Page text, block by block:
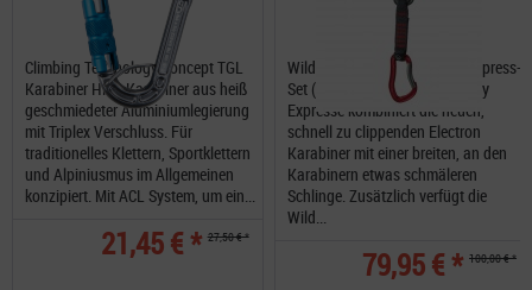
Climbing Technology Concept TGL
Karabiner HMS Karabiner aus heiß
geschmiedeter Aluminiumlegierung
mit Triplex Verschluss. Für
traditionelles Klettern, Sportklettern
und Alpiniusmus im Allgemeinen
konzipiert. Mit ACL System, um ein...
21,45 € * 27,50 € *
Wild Country Electron Sport Express-
Set (5er) 12cm Die Wild Country
Expresse kombiniert die neuen,
schnell zu clippenden Electron
Karabiner mit einer breiten, an den
Karabinern etwas schmäleren
Schlinge. Zusätzlich verfügt die
Wild...
79,95 € * 100,00 € *